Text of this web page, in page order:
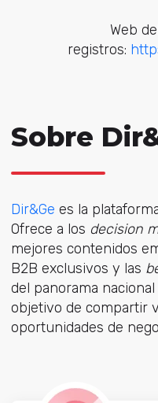
Web
registros:
Sobre
Dir&Ge es la
Ofrece a los decision
mejores contenidos
B2B exclusivos y las
del panorama
objetivo de compartir
oportunidades de